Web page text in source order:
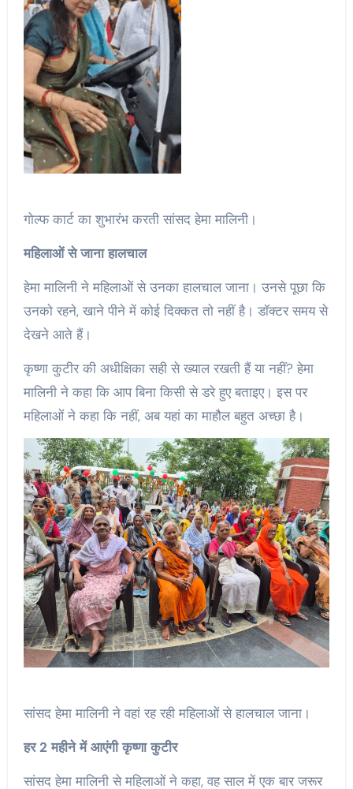
गोल्फ कार्ट का शुभारंभ करती सांसद हेमा मालिनी।
महिलाओं से जाना हालचाल
हेमा मालिनी ने महिलाओं से उनका हालचाल जाना। उनसे पूछा कि
उनको रहने, खाने पीने में कोई दिक्कत तो नहीं है। डॉक्टर समय से
देखने आते हैं।
कृष्णा कुटीर की अधीक्षिका सही से ख्याल रखती हैं या नहीं? हेमा
मालिनी ने कहा कि आप बिना किसी से डरे हुए बताइए। इस पर
महिलाओं ने कहा कि नहीं, अब यहां का माहौल बहुत अच्छा है।
सांसद हेमा मालिनी ने वहां रह रही महिलाओं से हालचाल जाना।
हर 2 महीने में आएंगी कृष्णा कुटीर
सांसद हेमा मालिनी से महिलाओं ने कहा, वह साल में एक बार जरूर